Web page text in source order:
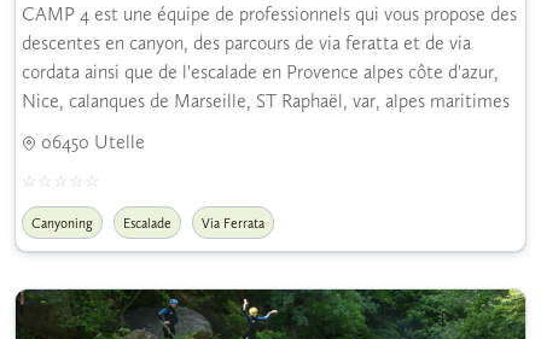
CAMP 4 est une équipe de professionnels qui vous propose des
descentes en canyon, des parcours de via feratta et de via
cordata ainsi que de l'escalade en Provence alpes côte d'azur,
Nice, calanques de Marseille, ST Raphaël, var, alpes maritimes
06450 Utelle
Canyoning Escalade Via Ferrata